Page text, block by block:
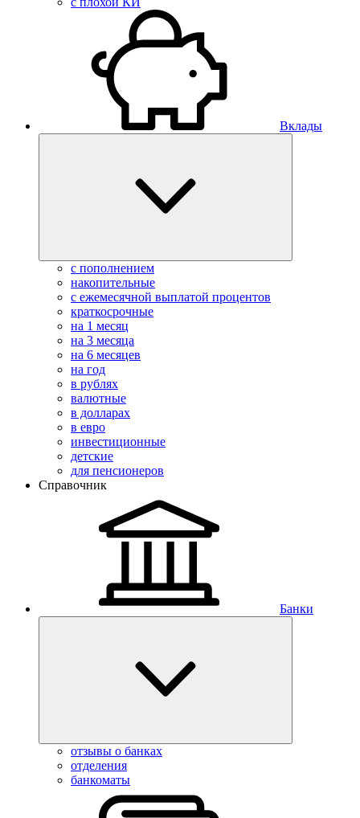
Вклады
с пополнением
накопительные
с ежемесячной выплатой процентов
краткосрочные
на 1 месяц
на 3 месяца
на 6 месяцев
на год
в рублях
валютные
в долларах
в евро
инвестиционные
детские
для пенсионеров
Справочник
Банки
отзывы о банках
отделения
банкоматы